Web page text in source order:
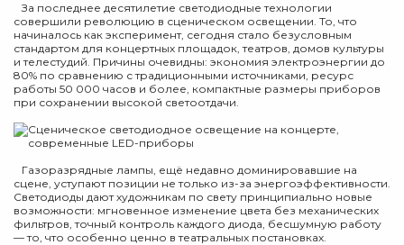
За последнее десятилетие светодиодные технологии
совершили революцию в сценическом освещении. То, что
начиналось как эксперимент, сегодня стало безусловным
стандартом для концертных площадок, театров, домов культуры
и телестудий. Причины очевидны: экономия электроэнергии до
80% по сравнению с традиционными источниками, ресурс
работы 50 000 часов и более, компактные размеры приборов
при сохранении высокой светоотдачи.
Газоразрядные лампы, ещё недавно доминировавшие на
сцене, уступают позиции не только из-за энергоэффективности.
Светодиоды дают художникам по свету принципиально новые
возможности: мгновенное изменение цвета без механических
фильтров, точный контроль каждого диода, бесшумную работу
— то, что особенно ценно в театральных постановках.